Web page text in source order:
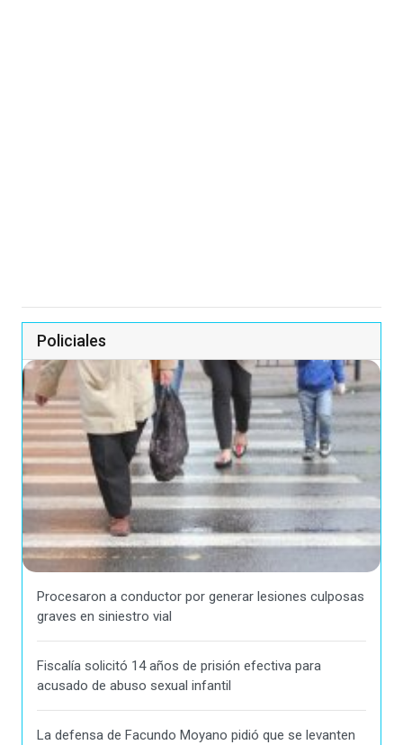
Policiales
Procesaron a conductor por generar lesiones culposas
graves en siniestro vial
Fiscalía solicitó 14 años de prisión efectiva para
acusado de abuso sexual infantil
La defensa de Facundo Moyano pidió que se levanten